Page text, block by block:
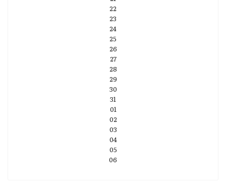
22
23
24
25
26
27
28
29
30
31
01
02
03
04
05
06